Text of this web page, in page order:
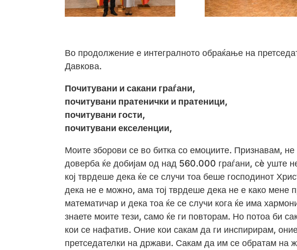
Во продолжение е интегралното обраќање на
Давкова.
Почитувани и сакани граѓани,
почитувани пратенички и пратеници,
почитувани гости,
почитувани екселенции,
Моите зборови се во битка со емоциите. Признавам,
доверба ќе добијам од над 560.000 граѓани, сè уште
кој тврдеше дека ќе се случи тоа беше господинот
дека не е можно, ама тој тврдеше дека не е како мене
математичар и дека тоа ќе се случи кога ќе има
знаете моите тези, само ќе ги повторам. Но потоа би
кои се нафатив. Оние кои сакам да ги инспирирам,
претседателки на држави. Сакам да им се обратам на